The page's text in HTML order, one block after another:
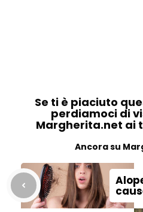
Se ti è piaciuto
perdiamoci di
Margherita.net ai
Ancora su